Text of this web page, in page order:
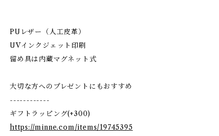
PUレザー（人工皮革）
UVインクジェット印刷
留め具は内蔵マグネット式
大切な方へのプレゼントにもおすすめ
------------
ギフトラッピング(+300)
https://minne.com/items/19745395